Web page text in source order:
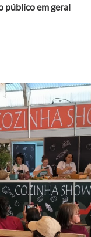
público em geral